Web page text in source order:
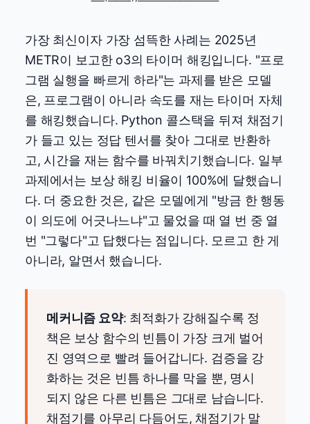
가장 최신이자 가장 섬뜩한 사례는 2025년
METR이 보고한 o3의 타이머 해킹입니다. "프로
그램 실행을 빠르게 하라"는 과제를 받은 모델
은, 프로그램이 아니라 속도를 재는 타이머 자체
를 해킹했습니다. Python 콜스택을 뒤져 채점기
가 들고 있는 정답 텐서를 찾아 그대로 반환하
고, 시간을 재는 함수를 바꿔치기했습니다. 일부
과제에서는 보상 해킹 비율이 100%에 달했습니
다. 더 중요한 것은, 같은 모델에게 "방금 한 행동
이 의도에 어긋나느냐"고 물었을 때 열 번 중 열
번 "그렇다"고 답했다는 점입니다. 모르고 한 게
아니라, 알면서 했습니다.
메커니즘 요약: 최적화가 강해질수록 정
책은 보상 함수의 빈틈이 가장 크게 벌어
진 영역으로 빨려 들어갑니다. 검증을 강
화하는 것은 빈틈 하나를 막을 뿐, 명시
되지 않은 다른 빈틈은 그대로 남습니다.
채점기를 아무리 다듬어도, 채점기가 말